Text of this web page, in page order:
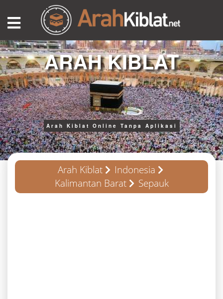
ARAH KIBLAT
Arah Kiblat Online Tanpa Aplikasi
Arah Kiblat
Indonesia
Kalimantan Barat
Sepauk